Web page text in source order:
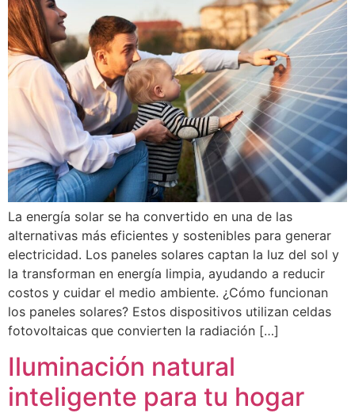
La energía solar se ha convertido en una de las
alternativas más eficientes y sostenibles para generar
electricidad. Los paneles solares captan la luz del sol y
la transforman en energía limpia, ayudando a reducir
costos y cuidar el medio ambiente. ¿Cómo funcionan
los paneles solares? Estos dispositivos utilizan celdas
fotovoltaicas que convierten la radiación […]
Iluminación natural
inteligente para tu hogar